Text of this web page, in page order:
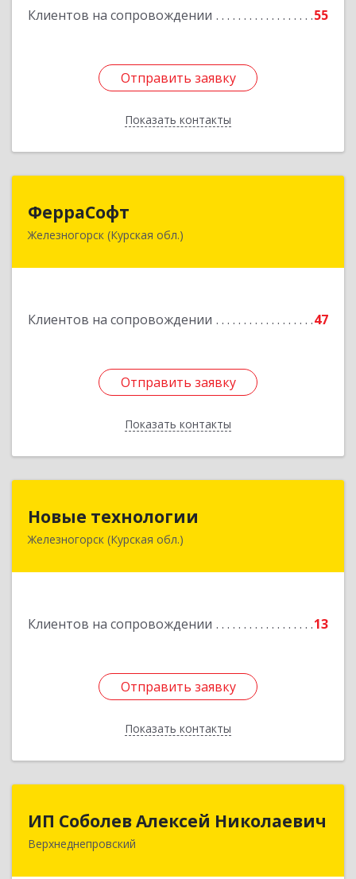
Клиентов на сопровождении 55
Отправить заявку
Показать контакты
Подробнее
Отправить заявку
Назад
ФерраСофт
Железногорск (Курская обл.)
Клиентов на сопровождении 47
Отправить заявку
Показать контакты
307179, Курская обл, Железногорск г, Ленина ул,
Отправить заявку
Назад
Новые технологии
Железногорск (Курская обл.)
Клиентов на сопровождении 13
Отправить заявку
Показать контакты
307170, Курская обл, Железногорский р-н,
Подробнее
Отправить заявку
Назад
ИП Соболев Алексей Николаевич
Верхнеднепровский
ИП Соболев Алексей Николаевич